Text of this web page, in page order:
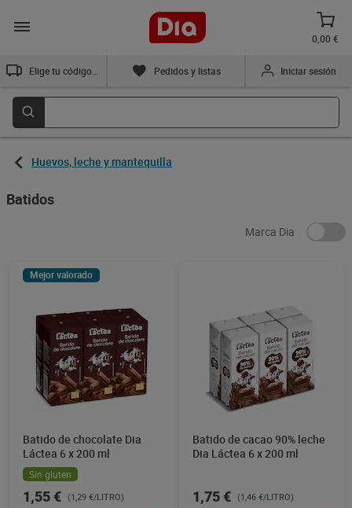
0,00 €
Pedidos y listas Iniciar sesión
Huevos, leche y mantequilla
Batidos
Marca Dia
Mejor valorado
Batido de chocolate Dia
Láctea 6 x 200 ml
Sin gluten
1,55 € (1,29 €/LITRO)
Batido de cacao 90% leche
Dia Láctea 6 x 200 ml
1,75 € (1,46 €/LITRO)